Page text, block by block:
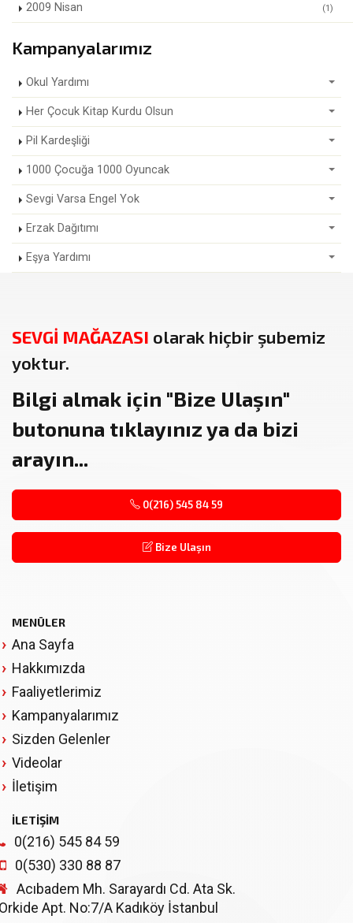
2009 Nisan (1)
Kampanyalarımız
Okul Yardımı
Her Çocuk Kitap Kurdu Olsun
Pil Kardeşliği
1000 Çocuğa 1000 Oyuncak
Sevgi Varsa Engel Yok
Erzak Dağıtımı
Eşya Yardımı
SEVGİ MAĞAZASI olarak hiçbir şubemiz
yoktur.
Bilgi almak için "Bize Ulaşın"
butonuna tıklayınız ya da bizi
arayın...
0(216) 545 84 59
Bize Ulaşın
MENÜLER
Ana Sayfa
Hakkımızda
Faaliyetlerimiz
Kampanyalarımız
Sizden Gelenler
Videolar
İletişim
İLETİŞİM
0(216) 545 84 59
0(530) 330 88 87
Acıbadem Mh. Sarayardı Cd. Ata Sk.
Apt. No:7/A Kadıköy İstanbul